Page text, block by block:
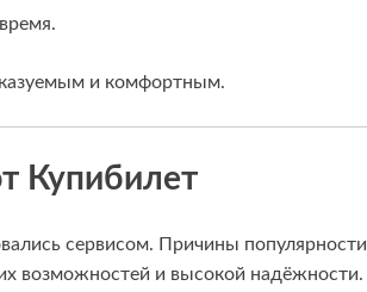
и комфортным.
Купибилет
сервисом. Причины популярности
возможностей и высокой надёжности.